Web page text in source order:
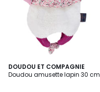
DOUDOU ET COMPAGNIE
Doudou amusette lapin 30 cm
5
/